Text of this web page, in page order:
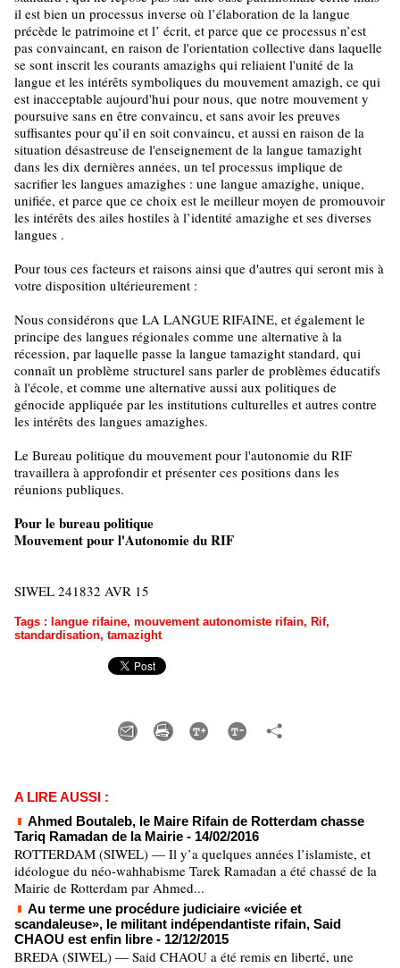
il est bien un processus inverse où l’élaboration de la langue
précède le patrimoine et l’ écrit, et parce que ce processus n’est
pas convaincant, en raison de l'orientation collective dans laquelle
se sont inscrit les courants amazighs qui reliaient l'unité de la
langue et les intérêts symboliques du mouvement amazigh, ce qui
est inacceptable aujourd'hui pour nous, que notre mouvement y
poursuive sans en être convaincu, et sans avoir les preuves
suffisantes pour qu’il en soit convaincu, et aussi en raison de la
situation désastreuse de l'enseignement de la langue tamazight
dans les dix dernières années, un tel processus implique de
sacrifier les langues amazighes : une langue amazighe, unique,
unifiée, et parce que ce choix est le meilleur moyen de promouvoir
les intérêts des ailes hostiles à l’identité amazighe et ses diverses
langues .
Pour tous ces facteurs et raisons ainsi que d'autres qui seront mis à
votre disposition ultérieurement :
Nous considérons que LA LANGUE RIFAINE, et également le
principe des langues régionales comme une alternative à la
récession, par laquelle passe la langue tamazight standard, qui
connaît un problème structurel sans parler de problèmes éducatifs
à l'école, et comme une alternative aussi aux politiques de
génocide appliquée par les institutions culturelles et autres contre
les intérêts des langues amazighes.
Le Bureau politique du mouvement pour l'autonomie du RIF
travaillera à approfondir et présenter ces positions dans les
réunions publiques.
Pour le bureau politique
Mouvement pour l'Autonomie du RIF
SIWEL 241832 AVR 15
Tags : langue rifaine, mouvement autonomiste rifain, Rif,
standardisation, tamazight
A LIRE AUSSI :
Ahmed Boutaleb, le Maire Rifain de Rotterdam chasse
Tariq Ramadan de la Mairie - 14/02/2016
ROTTERDAM (SIWEL) — Il y’a quelques années l’islamiste, et
idéologue du néo-wahhabisme Tarek Ramadan a été chassé de la
Mairie de Rotterdam par Ahmed...
Au terme une procédure judiciaire «viciée et
scandaleuse», le militant indépendantiste rifain, Said
CHAOU est enfin libre - 12/12/2015
BREDA (SIWEL) — Said CHAOU a été remis en liberté, une